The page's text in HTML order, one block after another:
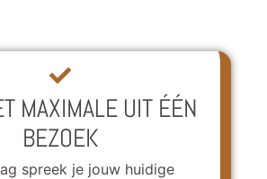
MAXIMALE UIT ÉÉN
BEZOEK
spreek je jouw huidige